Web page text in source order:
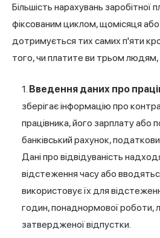
Більшість нарахувань заробітної
фіксованим циклом, щомісяця або
дотримується тих самих п'яти
того, чи платите ви трьом
Введення даних про
зберігає інформацію про
працівника, його зарплату або
банківський рахунок,
Дані про відвідуваність
відстеження часу або
використовує їх для
годин, понаднормової роботи,
затвердженої відпустки.